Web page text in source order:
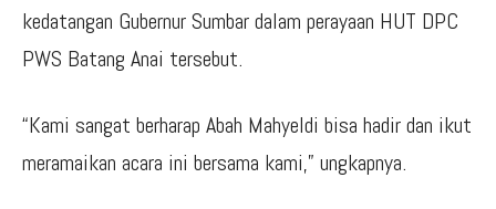
kedatangan Gubernur Sumbar dalam perayaan HUT DPC
PWS Batang Anai tersebut.
“Kami sangat berharap Abah Mahyeldi bisa hadir dan ikut
meramaikan acara ini bersama kami,” ungkapnya.